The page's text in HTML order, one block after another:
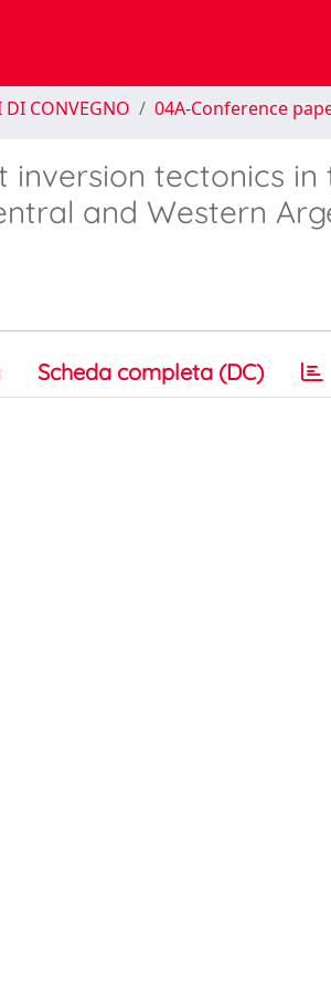
DI CONVEGNO 04A-Conference
inversion tectonics
and Western
Scheda completa (DC)